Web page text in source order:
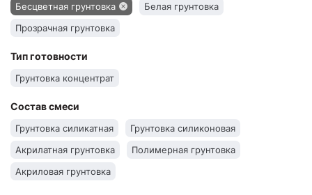
Бесцветная грунтовка
Белая грунтовка
Прозрачная грунтовка
Тип готовности
Грунтовка концентрат
Состав смеси
Грунтовка силикатная
Грунтовка силиконовая
Акрилатная грунтовка
Полимерная грунтовка
Акриловая грунтовка